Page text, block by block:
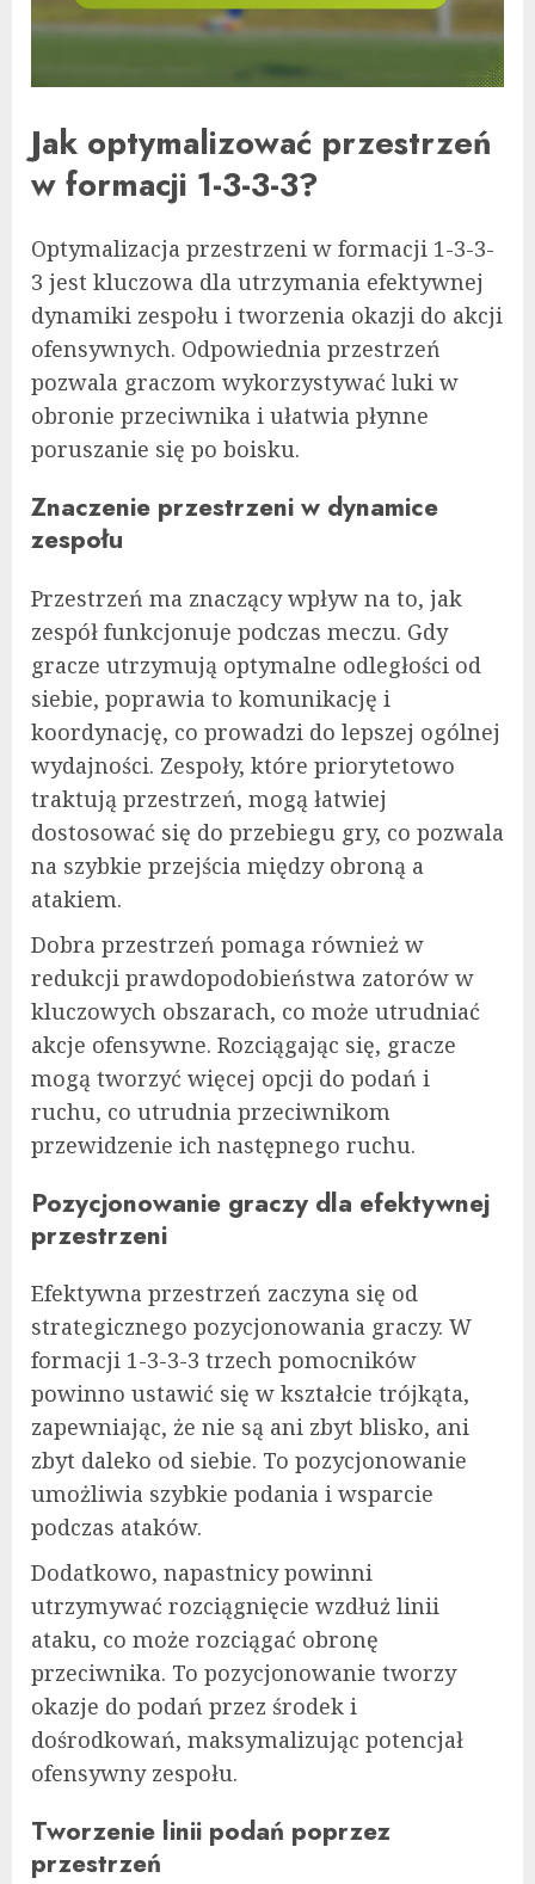
Jak optymalizować przestrzeń
w formacji 1-3-3-3?
Optymalizacja przestrzeni w formacji 1-3-3-
3 jest kluczowa dla utrzymania efektywnej
dynamiki zespołu i tworzenia okazji do akcji
ofensywnych. Odpowiednia przestrzeń
pozwala graczom wykorzystywać luki w
obronie przeciwnika i ułatwia płynne
poruszanie się po boisku.
Znaczenie przestrzeni w dynamice
zespołu
Przestrzeń ma znaczący wpływ na to, jak
zespół funkcjonuje podczas meczu. Gdy
gracze utrzymują optymalne odległości od
siebie, poprawia to komunikację i
koordynację, co prowadzi do lepszej ogólnej
wydajności. Zespoły, które priorytetowo
traktują przestrzeń, mogą łatwiej
dostosować się do przebiegu gry, co pozwala
na szybkie przejścia między obroną a
atakiem.
Dobra przestrzeń pomaga również w
redukcji prawdopodobieństwa zatorów w
kluczowych obszarach, co może utrudniać
akcje ofensywne. Rozciągając się, gracze
mogą tworzyć więcej opcji do podań i
ruchu, co utrudnia przeciwnikom
przewidzenie ich następnego ruchu.
Pozycjonowanie graczy dla efektywnej
przestrzeni
Efektywna przestrzeń zaczyna się od
strategicznego pozycjonowania graczy. W
formacji 1-3-3-3 trzech pomocników
powinno ustawić się w kształcie trójkąta,
zapewniając, że nie są ani zbyt blisko, ani
zbyt daleko od siebie. To pozycjonowanie
umożliwia szybkie podania i wsparcie
podczas ataków.
Dodatkowo, napastnicy powinni
utrzymywać rozciągnięcie wzdłuż linii
ataku, co może rozciągać obronę
przeciwnika. To pozycjonowanie tworzy
okazje do podań przez środek i
dośrodkowań, maksymalizując potencjał
ofensywny zespołu.
Tworzenie linii podań poprzez
przestrzeń